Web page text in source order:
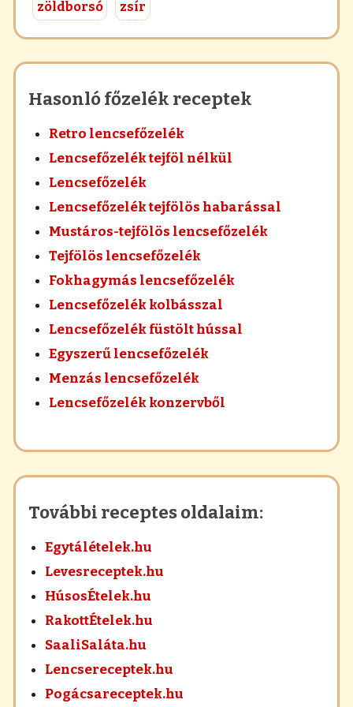
zöldborsó zsír
Hasonló főzelék receptek
Retro lencsefőzelék
Lencsefőzelék tejföl nélkül
Lencsefőzelék
Lencsefőzelék tejfölös habarással
Mustáros-tejfölös lencsefőzelék
Tejfölös lencsefőzelék
Fokhagymás lencsefőzelék
Lencsefőzelék kolbásszal
Lencsefőzelék füstölt hússal
Egyszerű lencsefőzelék
Menzás lencsefőzelék
Lencsefőzelék konzervből
További receptes oldalaim:
Egytálételek.hu
Levesreceptek.hu
HúsosÉtelek.hu
RakottÉtelek.hu
SaaliSaláta.hu
Lencsereceptek.hu
Pogácsareceptek.hu